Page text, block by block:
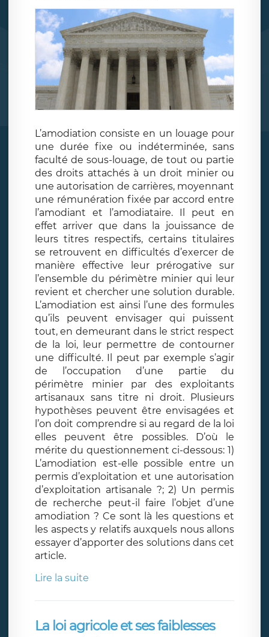
L’amodiation consiste en un louage pour
une durée fixe ou indéterminée, sans
faculté de sous-louage, de tout ou partie
des droits attachés à un droit minier ou
une autorisation de carrières, moyennant
une rémunération fixée par accord entre
l’amodiant et l’amodiataire. Il peut en
effet arriver que dans la jouissance de
leurs titres respectifs, certains titulaires
se retrouvent en difficultés d’exercer de
manière effective leur prérogative sur
l’ensemble du périmètre minier qui leur
revient et chercher une solution durable.
L’amodiation est ainsi l’une des formules
qu’ils peuvent envisager qui puissent
tout, en demeurant dans le strict respect
de la loi, leur permettre de contourner
une difficulté. Il peut par exemple s’agir
de l’occupation d’une partie du
périmètre minier par des exploitants
artisanaux sans titre ni droit. Plusieurs
hypothèses peuvent être envisagées et
l’on doit comprendre si au regard de la loi
elles peuvent être possibles. D’où le
mérite du questionnement ci-dessous: 1)
L’amodiation est-elle possible entre un
permis d’exploitation et une autorisation
d’exploitation artisanale ?; 2) Un permis
de recherche peut-il faire l’objet d’une
amodiation ? Ce sont là les questions et
les aspects y relatifs auxquels nous allons
essayer d’apporter des solutions dans cet
article.
Lire la suite
La loi agricole et ses faiblesses